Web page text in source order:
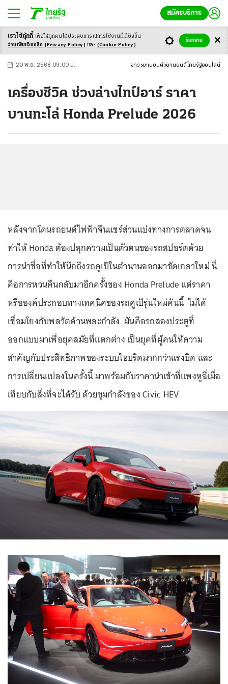
สมัครบริการ
-ก ก ก+
20 พ.ย. 2568 09:00 น. ข่าว ยานยนต์ ยานยนต์ ไทยรัฐออนไลน์
เครื่องซีวิค ช่วงล่างไทป์อาร์ ราคา
บานทะโล่ Honda Prelude 2026
หลังจากโดนรถยนต์ไฟฟ้าจีนแชร์ส่วนแบ่งทางการตลาดจน
ทำให้ Honda ต้องปลุกความเป็นตัวตนของรถสปอร์ตด้วย
การนำชื่อที่ทำให้นึกถึงรถคูเป้ในตำนานออกมาขัดเกลาใหม่ นี่
คือการหวนคืนกลับมาอีกครั้งของ Honda Prelude แต่ราคา
หรือองค์ประกอบทางเทคนิคของรถคูเป้รุ่นใหม่คันนี้ ไม่ได้
เชื่อมโยงกับพลวัตด้านพละกำลัง มันคือรถสองประตูที่
ออกแบบมาเพื่อยุคสมัยที่แตกต่าง เป็นยุคที่ผู้คนให้ความ
สำคัญกับประสิทธิภาพของระบบไฮบริดมากกว่าแรงบิด และ
การเปลี่ยนแปลงในครั้งนี้ มาพร้อมกับราคานำเข้าที่แพงหูฉี่เมื่อ
เทียบกับสิ่งที่จะได้รับ ด้วยขุมกำลังของ Civic HEV
เราใช้คุ้กกี้ เพื่อให้ทุกคนได้ประสบการณ์การใช้งานที่ดียิ่งขึ้น
อ่านเพิ่มเติมคลิก (Privacy Policy) และ (Cookie Policy)
รับทราบ